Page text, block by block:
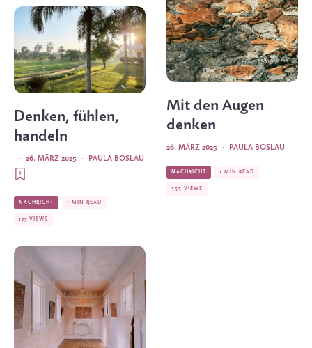
Denken, fühlen,
handeln
PAULA BOSLAU
·
26. MÄRZ 2025
·
NACHRICHT 1 MIN READ
177 VIEWS
Mit den Augen
denken
PAULA BOSLAU
·
26. MÄRZ 2025
NACHRICHT 1 MIN READ
355 VIEWS